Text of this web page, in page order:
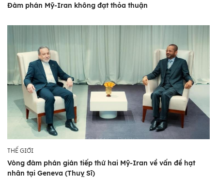
Đàm phán Mỹ-Iran không đạt thỏa thuận
THẾ GIỚI
Vòng đàm phán gián tiếp thứ hai Mỹ-Iran về vấn đề hạt
nhân tại Geneva (Thuỵ Sĩ)